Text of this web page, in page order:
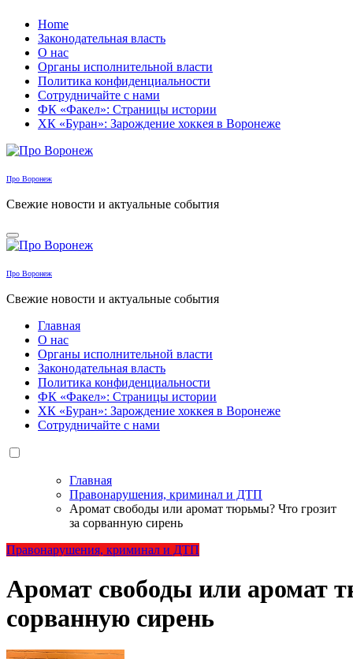
Перейти
содержанию
Home
Законодательная власть
О нас
Органы исполнительной власти
Политика конфиденциальности
Сотрудничайте с нами
ФК «Факел»: Страницы истории
ХК «Буран»: Зарождение хоккея в Воронеже
Про Воронеж
Свежие новости и актуальные события
Про Воронеж
Свежие новости и актуальные события
Главная
О нас
Органы исполнительной власти
Законодательная власть
Политика конфиденциальности
ФК «Факел»: Страницы истории
ХК «Буран»: Зарождение хоккея в Воронеже
Сотрудничайте с нами
Главная
Правонарушения, криминал и ДТП
Аромат свободы или аромат тюрьмы? Что грозит
за сорванную сирень
Правонарушения, криминал и ДТП
Аромат свободы или аромат
сорванную сирень